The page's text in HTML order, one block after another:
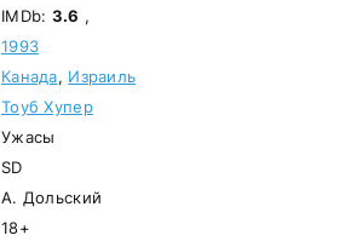
IMDb: 3.6 ,
1993
Канада, Израиль
Тоуб Хупер
Ужасы
SD
А. Дольский
18+